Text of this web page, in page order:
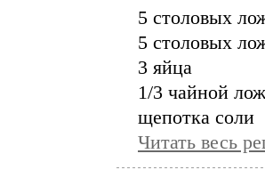
5 столовых
5 столовых
3 яйца
1/3 чайной
щепотка соли
Читать весь